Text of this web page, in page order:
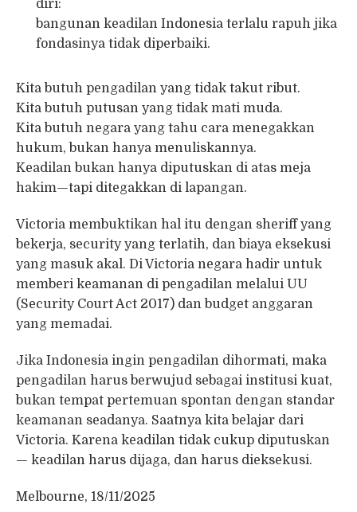
diri:
bangunan keadilan Indonesia terlalu rapuh jika
fondasinya tidak diperbaiki.
Kita butuh pengadilan yang tidak takut ribut.
Kita butuh putusan yang tidak mati muda.
Kita butuh negara yang tahu cara menegakkan
hukum, bukan hanya menuliskannya.
Keadilan bukan hanya diputuskan di atas meja
hakim—tapi ditegakkan di lapangan.
Victoria membuktikan hal itu dengan sheriff yang
bekerja, security yang terlatih, dan biaya eksekusi
yang masuk akal. Di Victoria negara hadir untuk
memberi keamanan di pengadilan melalui UU
(Security Court Act 2017) dan budget anggaran
yang memadai.
Jika Indonesia ingin pengadilan dihormati, maka
pengadilan harus berwujud sebagai institusi kuat,
bukan tempat pertemuan spontan dengan standar
keamanan seadanya. Saatnya kita belajar dari
Victoria. Karena keadilan tidak cukup diputuskan
— keadilan harus dijaga, dan harus dieksekusi.
Melbourne, 18/11/2025